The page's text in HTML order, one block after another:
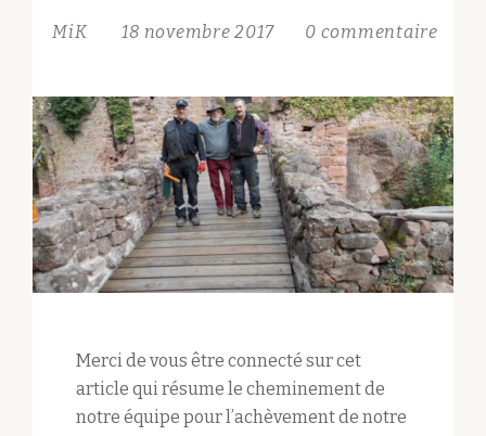
LUTZELBOURG
MiK 18 novembre 2017 0 commentaire
Merci de vous être connecté sur cet
article qui résume le cheminement de
notre équipe pour l’achèvement de notre